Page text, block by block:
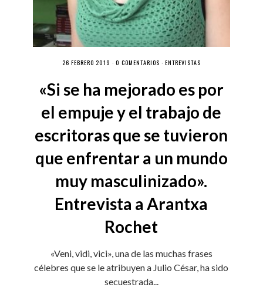
26 FEBRERO 2019 · 0 COMENTARIOS · ENTREVISTAS
«Si se ha mejorado es por
el empuje y el trabajo de
escritoras que se tuvieron
que enfrentar a un mundo
muy masculinizado».
Entrevista a Arantxa
Rochet
«Veni, vidi, vici», una de las muchas frases
célebres que se le atribuyen a Julio César, ha sido
secuestrada...